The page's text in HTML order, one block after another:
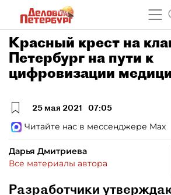
Красный крест на
Петербург на пути к
цифровизации
25 мая 2021 07:05
Читайте нас в мессенджере Max
Дарья Дмитриева
Все материалы автора
Разработчики